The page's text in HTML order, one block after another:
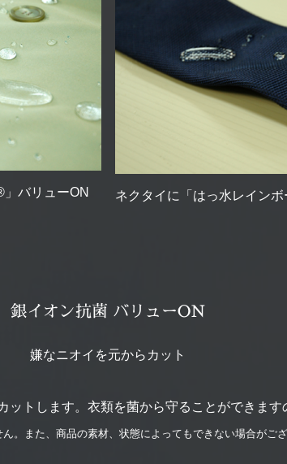
」バリューON ネクタイに 「はっ水レイン
銀イオン抗菌 バリューON
嫌なニオイを元からカット
ットします。衣類を菌から守ることができま
。また、商品の素材、状態によってもできない場合がござ